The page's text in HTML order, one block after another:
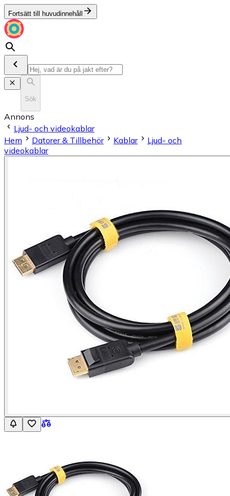
Fortsätt till huvudinnehåll
Sök
Annons
Ljud- och videokablar
Hem
Datorer & Tillbehör Kablar
Ljud- och
videokablar